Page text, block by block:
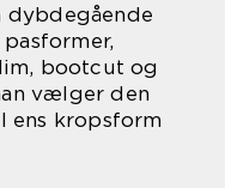
dybdegående
bootcut og
vælger den
kropsform